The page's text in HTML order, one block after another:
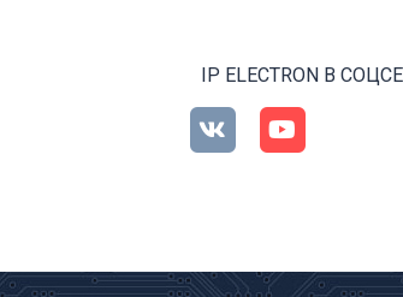
IP ELECTRON В